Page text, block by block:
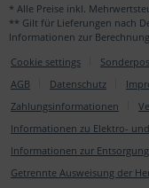
* Alle Preise inkl.
** Gilt für Lieferungen nach
Informationen zur
Cookie settings
AGB
Datenschutz
Zahlungsinformationen
Informationen zu Elektro-
Informationen zur
Getrennte Ausweisung der